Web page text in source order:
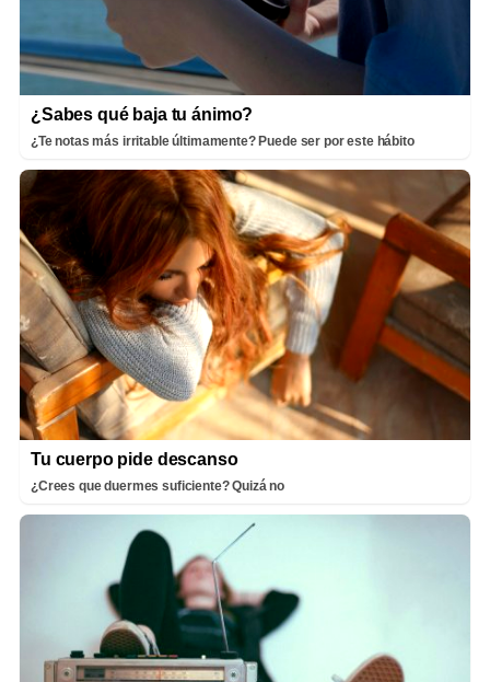
¿Sabes qué baja tu ánimo?
¿Te notas más irritable últimamente? Puede ser por este hábito
Tu cuerpo pide descanso
¿Crees que duermes suficiente? Quizá no